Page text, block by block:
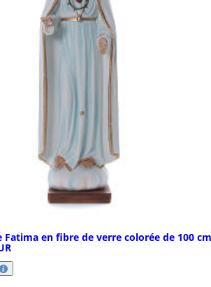
Fatima en fibre de verre colorée de 100 cm